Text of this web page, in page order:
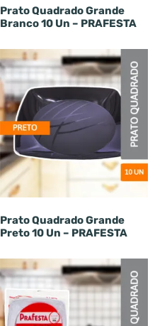
Prato Quadrado Grande
Branco 10 Un – PRAFESTA
Prato Quadrado Grande
Preto 10 Un – PRAFESTA